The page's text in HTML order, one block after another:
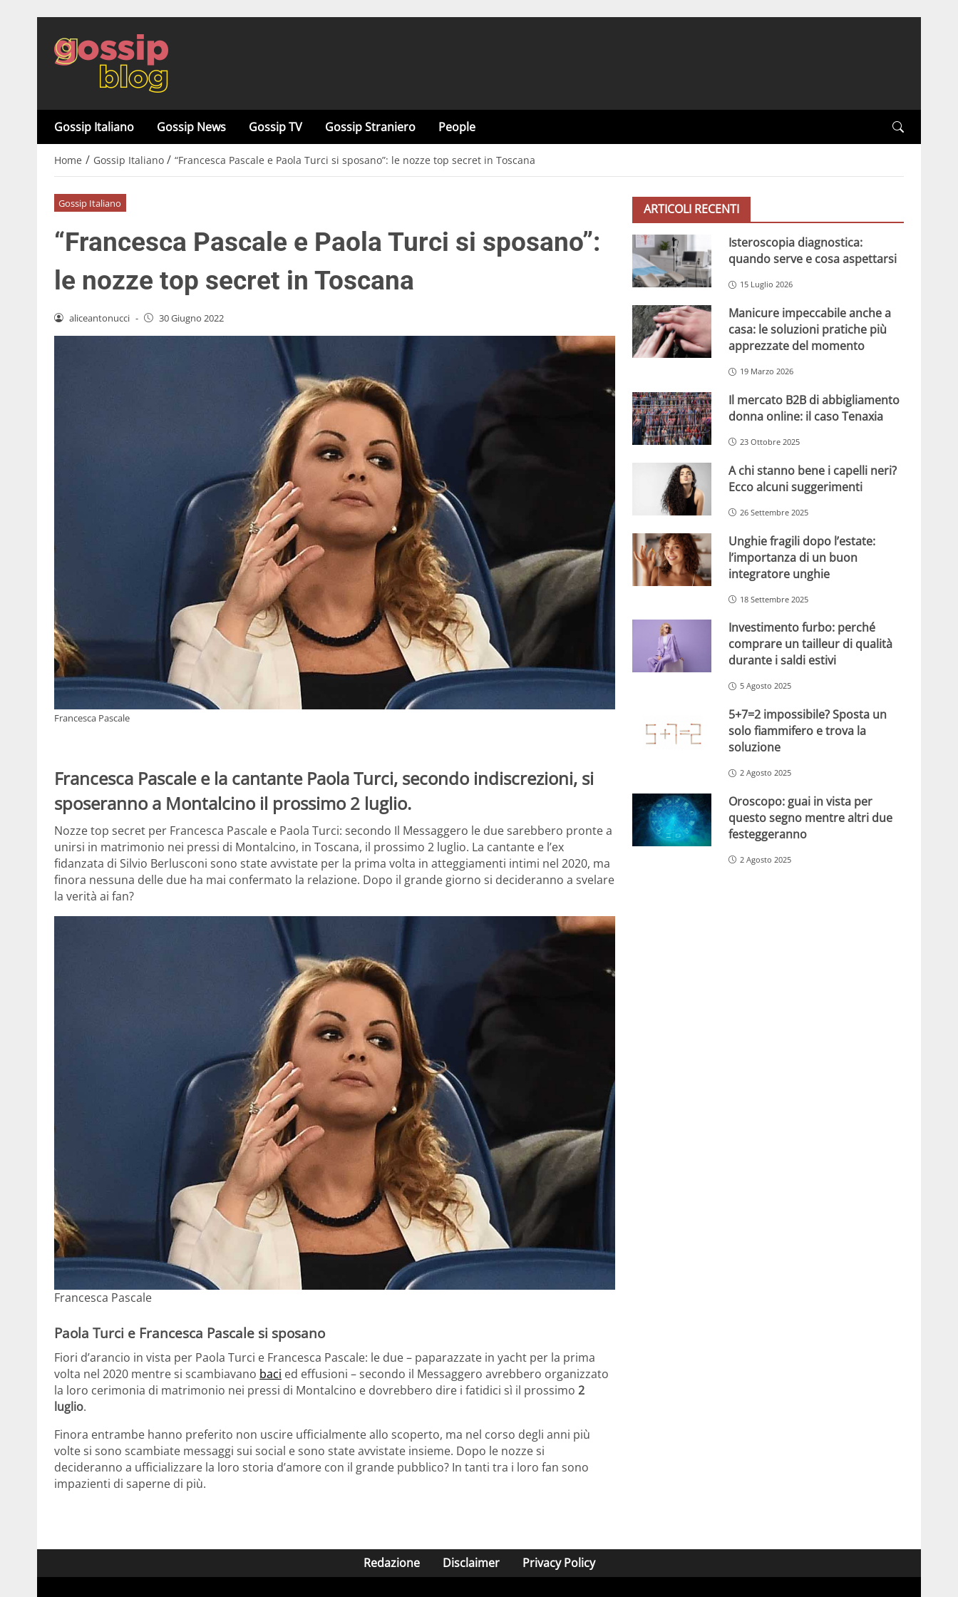
Gossip Italiano Gossip News Gossip TV Gossip Straniero People
Home / Gossip Italiano / “Francesca Pascale e Paola Turci si sposano”: le nozze top secret in Toscana
Gossip Italiano
“Francesca Pascale e Paola Turci si sposano”:
le nozze top secret in Toscana
aliceantonucci - 30 Giugno 2022
Francesca Pascale
Francesca Pascale e la cantante Paola Turci, secondo indiscrezioni, si
sposeranno a Montalcino il prossimo 2 luglio.
Nozze top secret per Francesca Pascale e Paola Turci: secondo Il Messaggero le due sarebbero pronte a
unirsi in matrimonio nei pressi di Montalcino, in Toscana, il prossimo 2 luglio. La cantante e l’ex
fidanzata di Silvio Berlusconi sono state avvistate per la prima volta in atteggiamenti intimi nel 2020, ma
finora nessuna delle due ha mai confermato la relazione. Dopo il grande giorno si decideranno a svelare
la verità ai fan?
Francesca Pascale
Paola Turci e Francesca Pascale si sposano
Fiori d’arancio in vista per Paola Turci e Francesca Pascale: le due – paparazzate in yacht per la prima
volta nel 2020 mentre si scambiavano baci ed effusioni – secondo il Messaggero avrebbero organizzato
la loro cerimonia di matrimonio nei pressi di Montalcino e dovrebbero dire i fatidici sì il prossimo 2
luglio.
Finora entrambe hanno preferito non uscire ufficialmente allo scoperto, ma nel corso degli anni più
volte si sono scambiate messaggi sui social e sono state avvistate insieme. Dopo le nozze si
decideranno a ufficializzare la loro storia d’amore con il grande pubblico? In tanti tra i loro fan sono
impazienti di saperne di più.
ARTICOLI RECENTI
Isteroscopia diagnostica:
quando serve e cosa aspettarsi
15 Luglio 2026
Manicure impeccabile anche a
casa: le soluzioni pratiche più
apprezzate del momento
19 Marzo 2026
Il mercato B2B di abbigliamento
donna online: il caso Tenaxia
23 Ottobre 2025
A chi stanno bene i capelli neri?
Ecco alcuni suggerimenti
26 Settembre 2025
Unghie fragili dopo l’estate:
l’importanza di un buon
integratore unghie
18 Settembre 2025
Investimento furbo: perché
comprare un tailleur di qualità
durante i saldi estivi
5 Agosto 2025
5+7=2 impossibile? Sposta un
solo fiammifero e trova la
soluzione
2 Agosto 2025
Oroscopo: guai in vista per
questo segno mentre altri due
festeggeranno
2 Agosto 2025
Redazione Disclaimer Privacy Policy